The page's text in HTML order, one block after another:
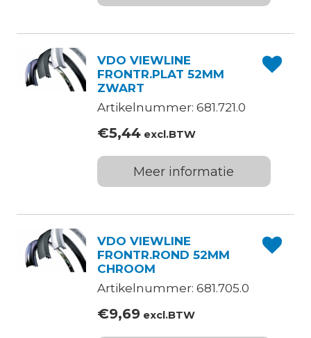
VDO VIEWLINE
FRONTR.PLAT 52MM
ZWART
Artikelnummer: 681.721.0
€5,44excl.BTW
Meer informatie
VDO VIEWLINE
FRONTR.ROND 52MM
CHROOM
Artikelnummer: 681.705.0
€9,69excl.BTW